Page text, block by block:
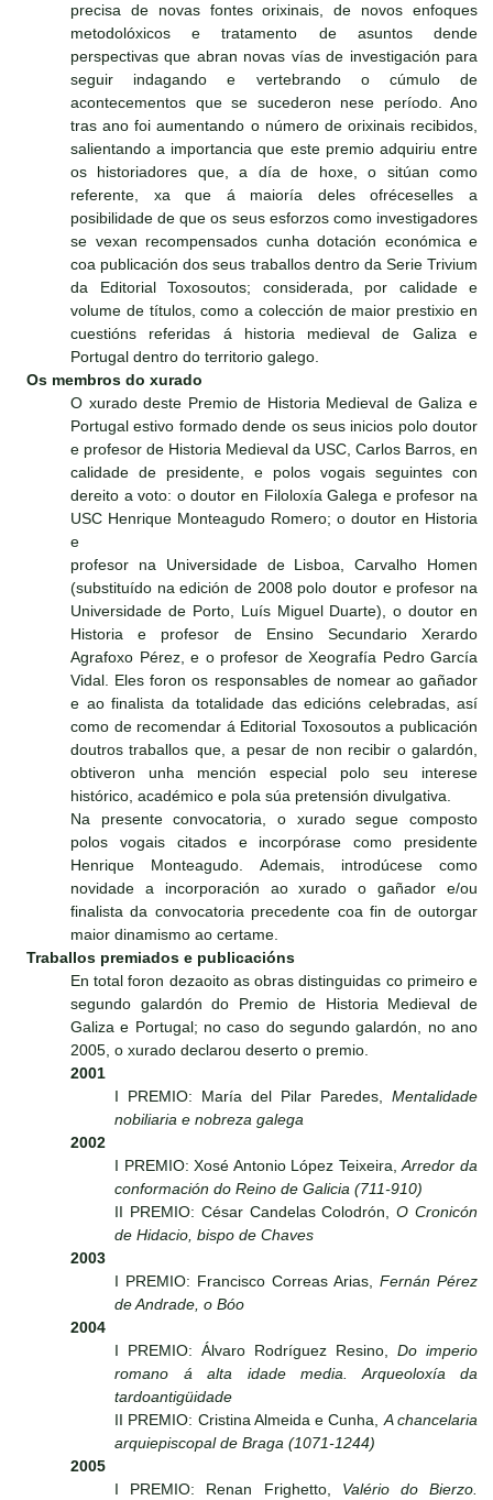
precisa de novas fontes orixinais, de novos enfoques
metodolóxicos e tratamento de asuntos dende
perspectivas que abran novas vías de investigación para
seguir indagando e vertebrando o cúmulo de
acontecementos que se sucederon nese período. Ano
tras ano foi aumentando o número de orixinais recibidos,
salientando a importancia que este premio adquiriu entre
os historiadores que, a día de hoxe, o sitúan como
referente, xa que á maioría deles ofréceselles a
posibilidade de que os seus esforzos como investigadores
se vexan recompensados cunha dotación económica e
coa publicación dos seus traballos dentro da Serie Trivium
da Editorial Toxosoutos; considerada, por calidade e
volume de títulos, como a colección de maior prestixio en
cuestións referidas á historia medieval de Galiza e
Portugal dentro do territorio galego.
Os membros do xurado
O xurado deste Premio de Historia Medieval de Galiza e
Portugal estivo formado dende os seus inicios polo doutor
e profesor de Historia Medieval da USC, Carlos Barros, en
calidade de presidente, e polos vogais seguintes con
dereito a voto: o doutor en Filoloxía Galega e profesor na
USC Henrique Monteagudo Romero; o doutor en Historia
e
profesor na Universidade de Lisboa, Carvalho Homen
(substituído na edición de 2008 polo doutor e profesor na
Universidade de Porto, Luís Miguel Duarte), o doutor en
Historia e profesor de Ensino Secundario Xerardo
Agrafoxo Pérez, e o profesor de Xeografía Pedro García
Vidal. Eles foron os responsables de nomear ao gañador
e ao finalista da totalidade das edicións celebradas, así
como de recomendar á Editorial Toxosoutos a publicación
doutros traballos que, a pesar de non recibir o galardón,
obtiveron unha mención especial polo seu interese
histórico, académico e pola súa pretensión divulgativa.
Na presente convocatoria, o xurado segue composto
polos vogais citados e incorpórase como presidente
Henrique Monteagudo. Ademais, introdúcese como
novidade a incorporación ao xurado o gañador e/ou
finalista da convocatoria precedente coa fin de outorgar
maior dinamismo ao certame.
Traballos premiados e publicacións
En total foron dezaoito as obras distinguidas co primeiro e
segundo galardón do Premio de Historia Medieval de
Galiza e Portugal; no caso do segundo galardón, no ano
2005, o xurado declarou deserto o premio.
2001
I PREMIO: María del Pilar Paredes, Mentalidade
nobiliaria e nobreza galega
2002
I PREMIO: Xosé Antonio López Teixeira,Arredor da
conformación do Reino de Galicia (711-910)
II PREMIO: César Candelas Colodrón,O Cronicón
de Hidacio, bispo de Chaves
2003
I PREMIO: Francisco Correas Arias, Fernán Pérez
de Andrade, o Bóo
2004
I PREMIO: Álvaro Rodríguez Resino, Do imperio
romano á alta idade media. Arqueoloxía da
tardoantigüidade
II PREMIO: Cristina Almeida e Cunha,A chancelaria
arquiepiscopal de Braga (1071-1244)
2005
I PREMIO: Renan Frighetto, Valério do Bierzo.